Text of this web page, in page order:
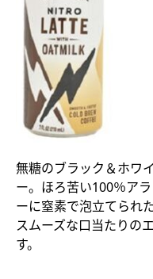
無糖のブラック＆ホワ
ー。ほろ苦い100％ア
ーに窒素で泡立てられ
スムーズな口当たりの
す。